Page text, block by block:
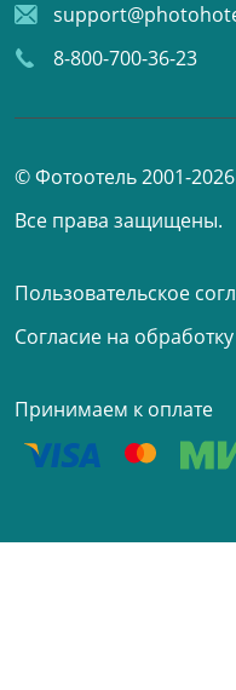
8-800-700-36-23
© Фотоотель 2001-2026
Все права защищены.
Пользовательское
Согласие на
Принимаем к оплате